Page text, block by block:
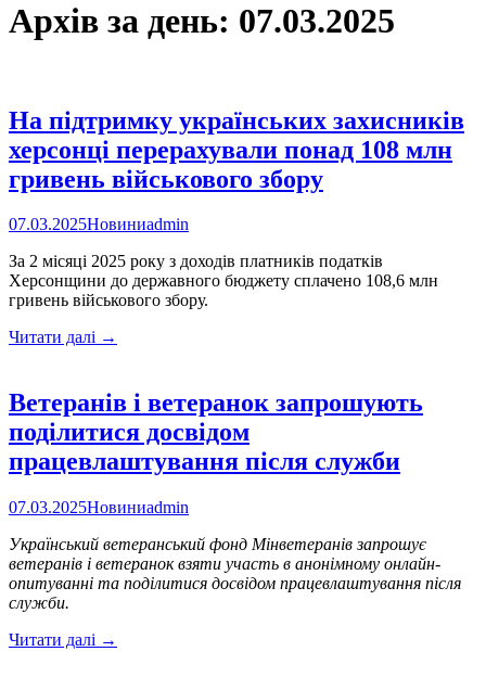
Архів за день: 07.03.2025
На підтримку українських захисників
херсонці перерахували понад 108 млн
гривень військового збору
07.03.2025Новиниadmin
За 2 місяці 2025 року з доходів платників податків
Херсонщини до державного бюджету сплачено 108,6 млн
гривень військового збору.
Читати далі На
захисників
херсонці
перерахували
понад
108
гривень
збору
→
Ветеранів і ветеранок запрошують
поділитися досвідом
працевлаштування після служби
07.03.2025Новиниadmin
Український ветеранський фонд Мінветеранів запрошує
ветеранів і ветеранок взяти участь в анонімному онлайн-
опитуванні та поділитися досвідом працевлаштування після
служби.
Читати далі Ветеранів
→